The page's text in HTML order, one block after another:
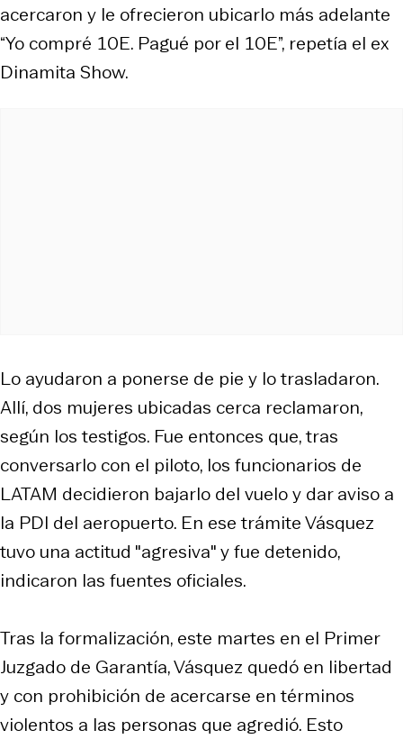
acercaron y le ofrecieron ubicarlo más adelante
“Yo compré 10E. Pagué por el 10E”, repetía el ex
Dinamita Show.
Lo ayudaron a ponerse de pie y lo trasladaron.
Allí, dos mujeres ubicadas cerca reclamaron,
según los testigos. Fue entonces que, tras
conversarlo con el piloto, los funcionarios de
LATAM decidieron bajarlo del vuelo y dar aviso a
la PDI del aeropuerto. En ese trámite Vásquez
tuvo una actitud "agresiva" y fue detenido,
indicaron las fuentes oficiales.
Tras la formalización, este martes en el Primer
Juzgado de Garantía, Vásquez quedó en libertad
y con prohibición de acercarse en términos
violentos a las personas que agredió. Esto